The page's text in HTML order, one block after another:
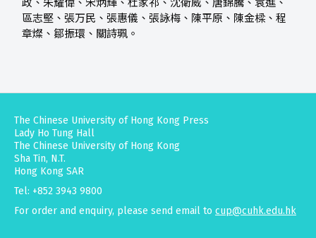
政、朱耀偉、宋炳輝、杜家祁、沈衛威、唐錦騰、袁進、
區志堅、張万民、張惠儀、張詠梅、陳平原、陳金樑、程
章燦、鄒振環、關詩珮。
The Chinese University of Hong Kong Press
Lady Ho Tung Hall
The Chinese University of Hong Kong
Sha Tin, N.T.
Hong Kong SAR
Tel: +852 3943 9800
For order and enquiry, please send email to cup@cuhk.edu.hk